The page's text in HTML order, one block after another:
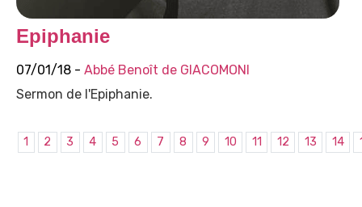
Epiphanie
07/01/18 - Abbé Benoît de GIACOMONI
Sermon de l'Epiphanie.
1 2 3 4 5 6 7 8 9 10 11 12 13 14